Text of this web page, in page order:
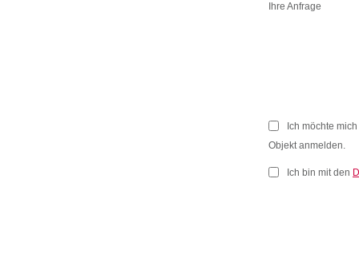
Ihre Anfrage
Ich möchte
Objekt anmelden.
Ich bin mit den